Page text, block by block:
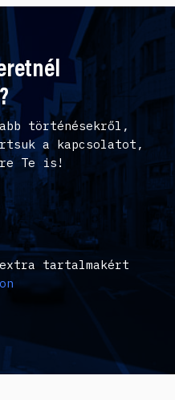
történésekről,
a kapcsolatot,
Te is!
tartalmakért